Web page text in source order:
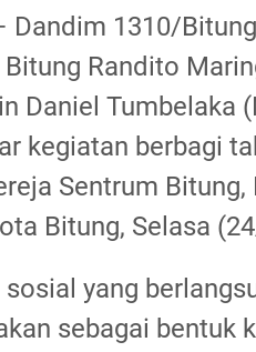
Dandim 1310/
Randito
Daniel Tumbelaka
kegiatan berbagi
Sentrum
Bitung, Selasa
sosial yang
sebagai bentuk